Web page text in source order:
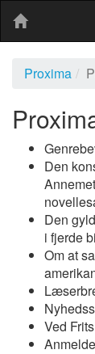
Proxima
Den
Den
i fjerde
Om at
Ved